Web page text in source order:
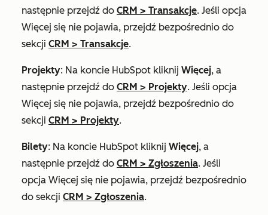
następnie przejdź do CRM > Transakcje. Jeśli opcja
Więcej się nie pojawia, przejdź bezpośrednio do
sekcji CRM > Transakcje.
Projekty: Na koncie HubSpot kliknij Więcej, a
następnie przejdź do CRM > Projekty. Jeśli opcja
Więcej się nie pojawia, przejdź bezpośrednio do
sekcji CRM > Projekty.
Bilety: Na koncie HubSpot kliknij Więcej, a
następnie przejdź do CRM > Zgłoszenia. Jeśli
opcja Więcej się nie pojawia, przejdź bezpośrednio
do sekcji CRM > Zgłoszenia.